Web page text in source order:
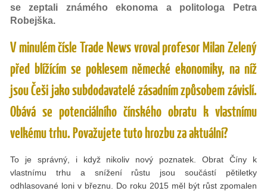
se zeptali známého ekonoma a politologa Petra
Robejška.
V minulém čísle Trade News vroval profesor Milan Zelený
před blížícím se poklesem německé ekonomiky, na níž
jsou Češi jako subdodavatelé zásadním způsobem závislí.
Obává se potenciálního čínského obratu k vlastnímu
velkému trhu. Považujete tuto hrozbu za aktuální?
To je správný, i když nikoliv nový poznatek. Obrat Číny k
vlastnímu trhu a snížení růstu jsou součástí pětiletky
odhlasované loni v březnu. Do roku 2015 měl být růst zpomalen